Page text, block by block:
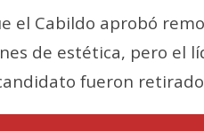
el Cabildo aprobó
de estética, pero el
fueron